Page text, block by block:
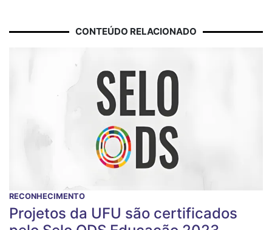
CONTEÚDO RELACIONADO
RECONHECIMENTO
Projetos da UFU são certificados